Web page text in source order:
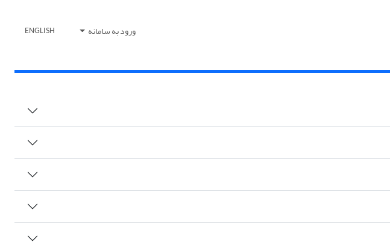
ورود به سامانه ENGLISH